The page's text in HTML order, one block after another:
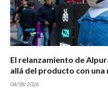
El relanzamiento de
allá del producto con
04/08/2026